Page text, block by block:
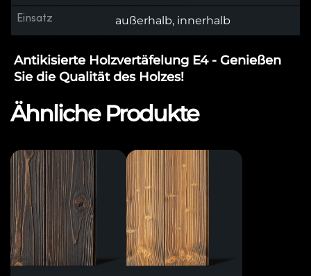
Einsatz außerhalb, innerhalb
Antikisierte Holzvertäfelung E4 - Genießen
Sie die Qualität des Holzes!
Ähnliche Produkte